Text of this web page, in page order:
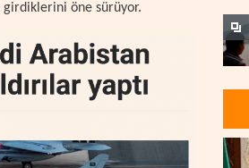
girdiklerini öne sürüyor.